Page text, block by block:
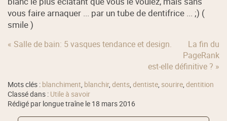
vous faire arnaquer ... par un tube de dentifrice ... ;) (
smile )
« Salle de bain: 5 vasques tendance et design.
La fin du
PageRank
est-elle définitive ? »
Mots clés : blanchiment, blanchir,dents,dentiste, sourire,dentition
Classé dans : Utile à savoir
Rédigé par longue traîne le 18 mars 2016